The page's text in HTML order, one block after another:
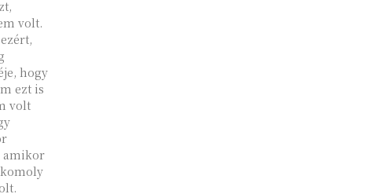
volt.
hogy
ezt is
amikor